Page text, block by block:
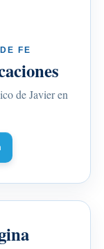
FE
de Javier en